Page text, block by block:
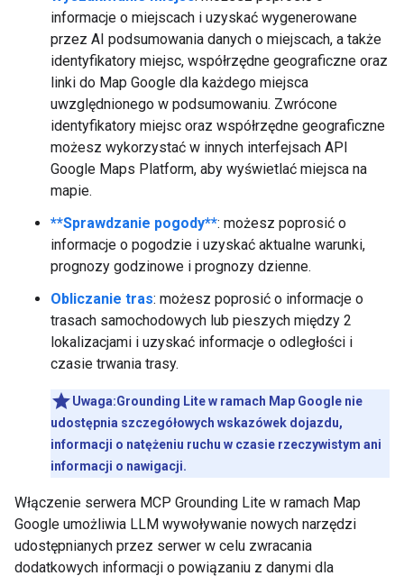
informacje o miejscach i uzyskać wygenerowane
przez AI podsumowania danych o miejscach, a także
identyfikatory miejsc, współrzędne geograficzne oraz
linki do Map Google dla każdego miejsca
uwzględnionego w podsumowaniu. Zwrócone
identyfikatory miejsc oraz współrzędne geograficzne
możesz wykorzystać w innych interfejsach API
Google Maps Platform, aby wyświetlać miejsca na
mapie.
**Sprawdzanie pogody**: możesz poprosić o
informacje o pogodzie i uzyskać aktualne warunki,
prognozy godzinowe i prognozy dzienne.
Obliczanie tras: możesz poprosić o informacje o
trasach samochodowych lub pieszych między 2
lokalizacjami i uzyskać informacje o odległości i
czasie trwania trasy.
Uwaga:Grounding Lite w ramach Map Google nie
udostępnia szczegółowych wskazówek dojazdu,
informacji o natężeniu ruchu w czasie rzeczywistym ani
informacji o nawigacji.
Włączenie serwera MCP Grounding Lite w ramach Map
Google umożliwia LLM wywoływanie nowych narzędzi
udostępnianych przez serwer w celu zwracania
dodatkowych informacji o powiązaniu z danymi dla